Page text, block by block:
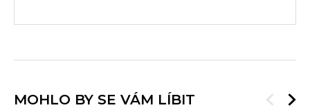
MOHLO BY SE VÁM LÍBIT